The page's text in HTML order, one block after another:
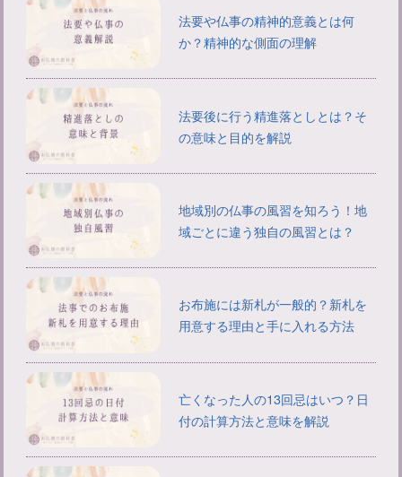
法要や仏事の精神的意義とは何
か？精神的な側面の理解
法要後に行う精進落としとは？そ
の意味と目的を解説
地域別の仏事の風習を知ろう！地
域ごとに違う独自の風習とは？
お布施には新札が一般的？新札を
用意する理由と手に入れる方法
亡くなった人の13回忌はいつ？日
付の計算方法と意味を解説